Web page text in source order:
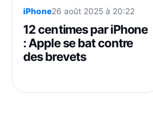
iPhone26 août 2025 à 20:22
12 centimes par iPhone
: Apple se bat contre
des brevets